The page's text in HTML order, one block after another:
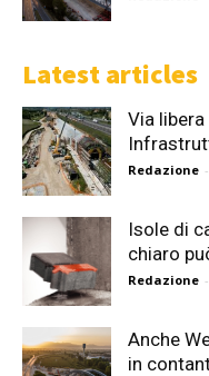
Latest articles
Via libera
Redazione -
Isole di
chiaro
Redazione -
Anche
in